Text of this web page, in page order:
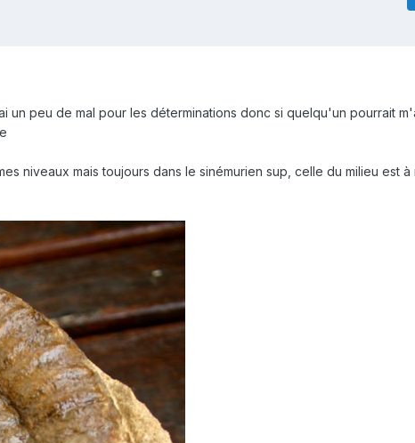
peu de mal pour les déterminations donc si quelqu'un pourrait
niveaux mais toujours dans le sinémurien sup, celle du milieu est